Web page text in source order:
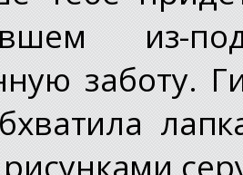
из-
заботу.